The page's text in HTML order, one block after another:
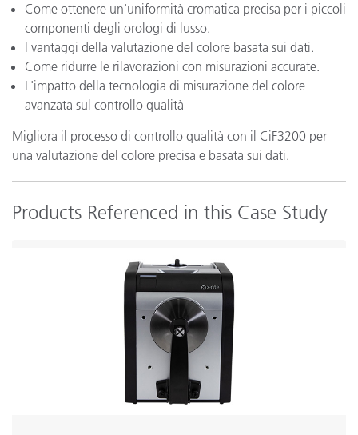
Come ottenere un'uniformità cromatica precisa per i piccoli
componenti degli orologi di lusso.
I vantaggi della valutazione del colore basata sui dati.
Come ridurre le rilavorazioni con misurazioni accurate.
L'impatto della tecnologia di misurazione del colore
avanzata sul controllo qualità
Migliora il processo di controllo qualità con il CiF3200 per
una valutazione del colore precisa e basata sui dati.
Products Referenced in this Case Study